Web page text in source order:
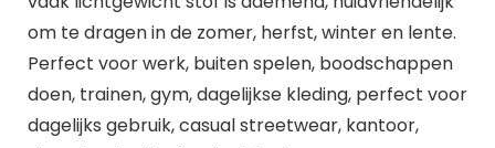
om te dragen in de zomer, herfst, winter en lente.
Perfect voor werk, buiten spelen, boodschappen
doen, trainen, gym, dagelijkse kleding, perfect voor
dagelijks gebruik, casual streetwear, kantoor,